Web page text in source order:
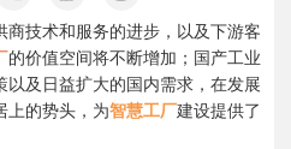
技术和服务的进步，以及下游客
的价值空间将不断增加；国产工业
及日益扩大的国内需求，在发展
上的势头，为智慧工厂建设提供了